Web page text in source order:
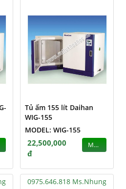
Tủ ấm 155 lít Daihan
WIG-155
MODEL: WIG-155
22,500,000
đ
MUA
0975.646.818 Ms.Nhung